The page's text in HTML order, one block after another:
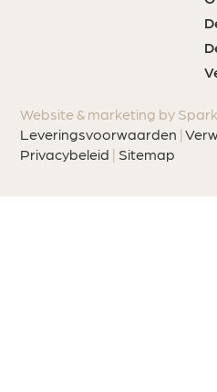
Website & marketing by
Leveringsvoorwaarden |
Privacybeleid | Sitemap